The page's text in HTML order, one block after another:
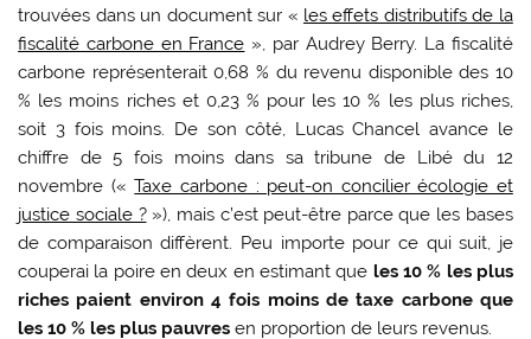
trouvées dans un document sur « les effets distributifs de la
fiscalité carbone en France », par Audrey Berry. La fiscalité
carbone représenterait 0,68 % du revenu disponible des 10
% les moins riches et 0,23 % pour les 10 % les plus riches,
soit 3 fois moins. De son côté, Lucas Chancel avance le
chiffre de 5 fois moins dans sa tribune de Libé du 12
novembre («Taxe carbone : peut-on concilier écologie et
justice sociale ?»), mais c’est peut-être parce que les bases
de comparaison diffèrent. Peu importe pour ce qui suit, je
couperai la poire en deux en estimant que les 10 % les plus
riches paient environ 4 fois moins de taxe carbone que
les 10 % les plus pauvres en proportion de leurs revenus.